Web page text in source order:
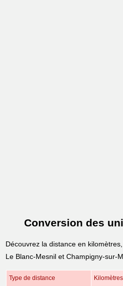
Conversion des
Découvrez la distance en
Le Blanc-Mesnil et Champigny-sur-
Type de distance Kilomètres